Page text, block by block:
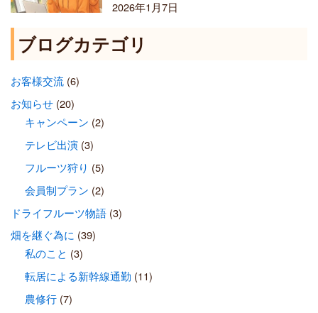
2026年1月7日
ブログカテゴリ
お客様交流(6)
お知らせ(20)
キャンペーン (2)
テレビ出演(3)
フルーツ狩り (5)
会員制プラン (2)
ドライフルーツ物語(3)
畑を継ぐ為に (39)
私のこと (3)
転居による新幹線通勤 (11)
農修行(7)